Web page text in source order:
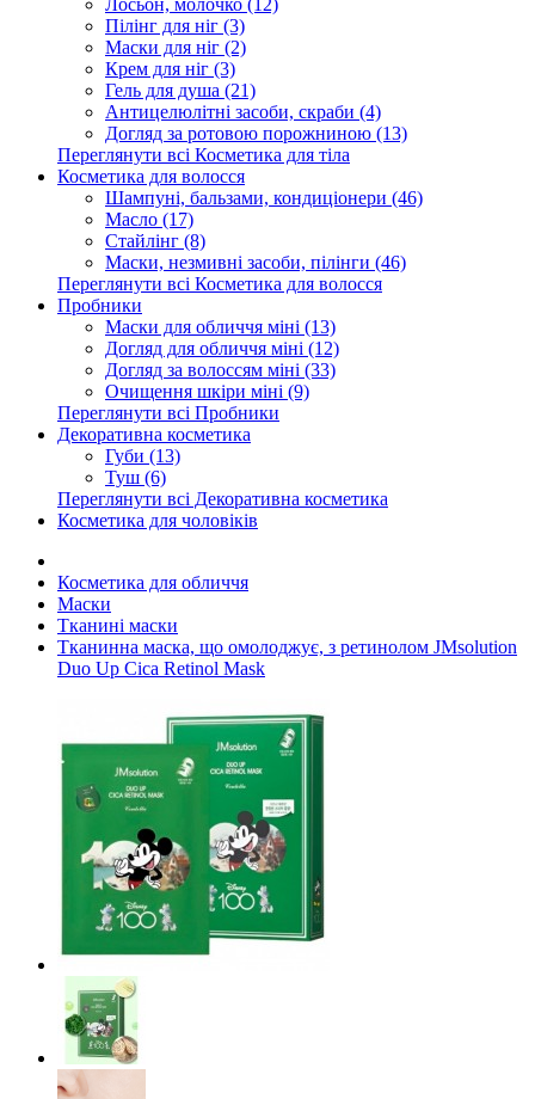
Лосьон, молочко (12)
Пілінг для ніг (3)
Маски для ніг (2)
Крем для ніг (3)
Гель для душа (21)
Антицелюлітні засоби, скраби (4)
Догляд за ротовою порожниною (13)
Переглянути всі Косметика для тіла
Косметика для волосся
Шампуні, бальзами, кондиціонери (46)
Масло (17)
Стайлінг (8)
Маски, незмивні засоби, пілінги (46)
Переглянути всі Косметика для волосся
Пробники
Маски для обличчя міні (13)
Догляд для обличчя міні (12)
Догляд за волоссям міні (33)
Очищення шкіри міні (9)
Переглянути всі Пробники
Декоративна косметика
Губи (13)
Туш (6)
Переглянути всі Декоративна косметика
Косметика для чоловіків
Косметика для обличчя
Маски
Тканині маски
Тканинна маска, що омолоджує, з ретинолом JMsolution
Duo Up Cica Retinol Mask